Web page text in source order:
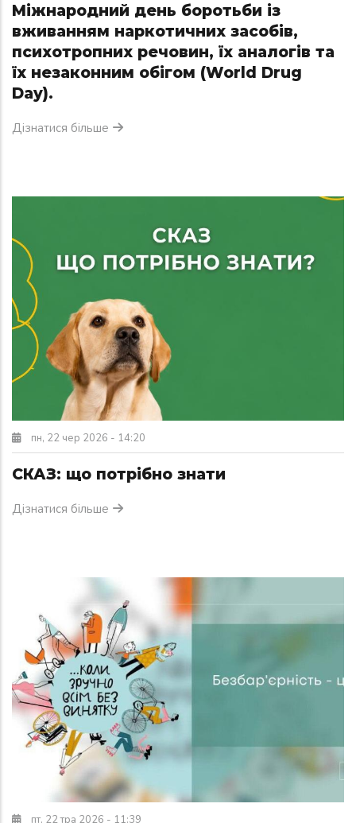
Міжнародний день боротьби із
вживанням наркотичних засобів,
психотропних речовин, їх аналогів та
їх незаконним обігом (World Drug
Day).
Дізнатися більше
пн, 22 чер 2026 - 14:20
СКАЗ: що потрібно знати
Дізнатися більше
пт, 22 тра 2026 - 11:39